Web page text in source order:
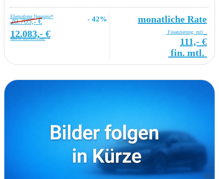
Ehemaliger Neupreis*
20.705,- € - 42%
12.083,- €
MwSt ausweisbar
monatliche Rate
Finanzierung: mtl.
111,- €
fin. mtl.